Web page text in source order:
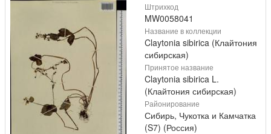
Штрихкод
MW0058041
Название в коллекции
Claytonia sibirica (Клайтония
сибирская)
Принятое название
Claytonia sibirica L.
(Клайтония сибирская)
Районирование
Сибирь, Чукотка и Камчатка
(S7) (Россия)